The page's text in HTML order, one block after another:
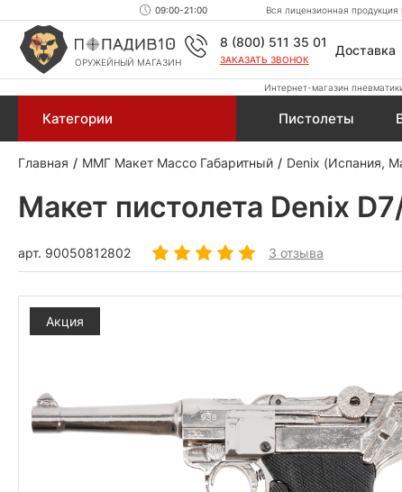
09:00-21:00 Вся лицензионная
ОРУЖЕЙНЫЙ МАГАЗИН
8 (800) 511 35 01
ЗАКАЗАТЬ ЗВОНОК
Доставка
Интернет-магазин
Категории Пистолеты
Главная ММГ Макет Массо Габаритный Denix (Испания,
Макет пистолета Denix
арт. 90050812802 3 отзыва
Акция